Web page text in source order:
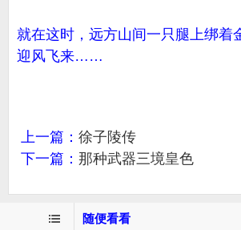
就在这时，远方山间一只腿上绑着
迎风飞来……
上一篇： 徐子陵传
下一篇： 那种武器三境皇色
随便看看